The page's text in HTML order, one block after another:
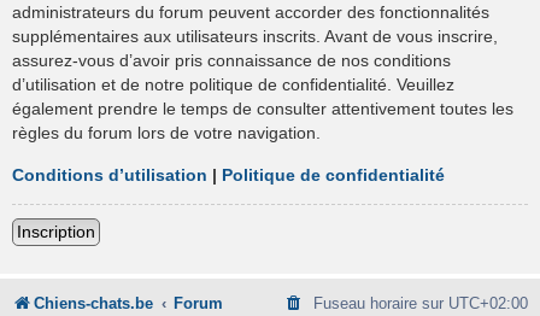
administrateurs du forum peuvent accorder des fonctionnalités
supplémentaires aux utilisateurs inscrits. Avant de vous inscrire,
assurez-vous d’avoir pris connaissance de nos conditions
d’utilisation et de notre politique de confidentialité. Veuillez
également prendre le temps de consulter attentivement toutes les
règles du forum lors de votre navigation.
Conditions d’utilisation | Politique de confidentialité
Inscription
Chiens-chats.be Forum Fuseau horaire sur UTC+02:00